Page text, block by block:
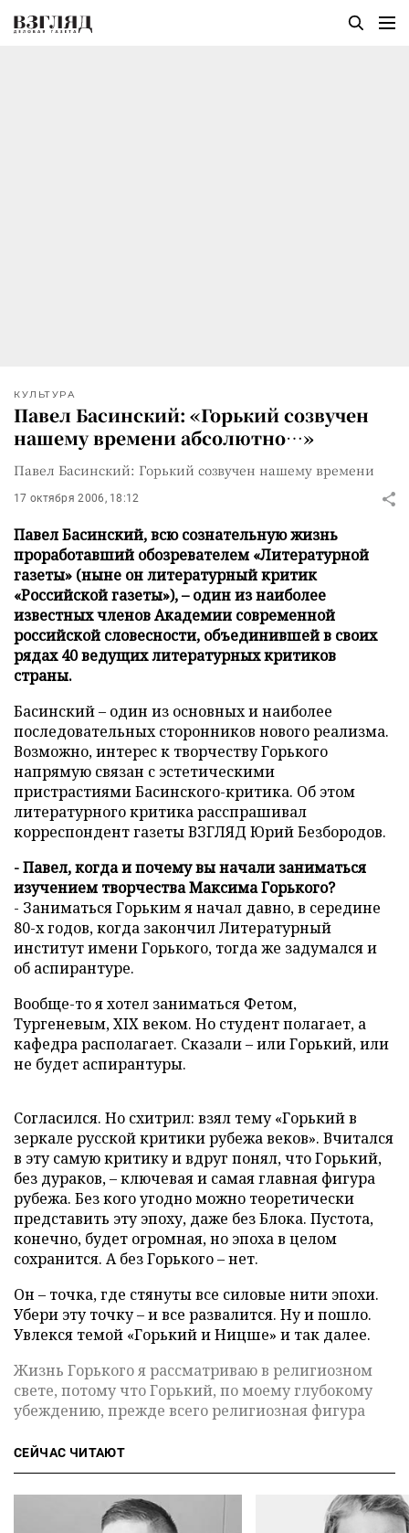
КУЛЬТУРА
Павел Басинский: «Горький созвучен
нашему времени абсолютно…»
Павел Басинский: Горький созвучен нашему времени
17 октября 2006, 18:12
Павел Басинский, всю сознательную жизнь
проработавший обозревателем «Литературной
газеты» (ныне он литературный критик
«Российской газеты»), – один из наиболее
известных членов Академии современной
российской словесности, объединившей в своих
рядах 40 ведущих литературных критиков
страны.
Басинский – один из основных и наиболее
последовательных сторонников нового реализма.
Возможно, интерес к творчеству Горького
напрямую связан с эстетическими
пристрастиями Басинского-критика. Об этом
литературного критика расспрашивал
корреспондент газеты ВЗГЛЯД Юрий Безбородов.
- Павел, когда и почему вы начали заниматься
изучением творчества Максима Горького?
- Заниматься Горьким я начал давно, в середине
80-х годов, когда закончил Литературный
институт имени Горького, тогда же задумался и
об аспирантуре.
Вообще-то я хотел заниматься Фетом,
Тургеневым, XIX веком. Но студент полагает, а
кафедра располагает. Сказали – или Горький, или
не будет аспирантуры.
Согласился. Но схитрил: взял тему «Горький в
зеркале русской критики рубежа веков». Вчитался
в эту самую критику и вдруг понял, что Горький,
без дураков, – ключевая и самая главная фигура
рубежа. Без кого угодно можно теоретически
представить эту эпоху, даже без Блока. Пустота,
конечно, будет огромная, но эпоха в целом
сохранится. А без Горького – нет.
Он – точка, где стянуты все силовые нити эпохи.
Убери эту точку – и все развалится. Ну и пошло.
Увлекся темой «Горький и Ницше» и так далее.
Жизнь Горького я рассматриваю в религиозном
свете, потому что Горький, по моему глубокому
убеждению, прежде всего религиозная фигура
СЕЙЧАС ЧИТАЮТ